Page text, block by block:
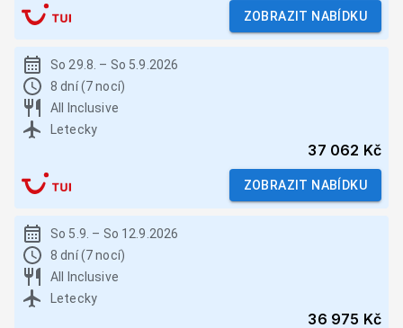
ZOBRAZIT NABÍDKU
So 29.8. – So 5.9.2026
8 dní (7 nocí)
All Inclusive
Letecky
37 062 Kč
ZOBRAZIT NABÍDKU
So 5.9. – So 12.9.2026
8 dní (7 nocí)
All Inclusive
Letecky
36 975 Kč